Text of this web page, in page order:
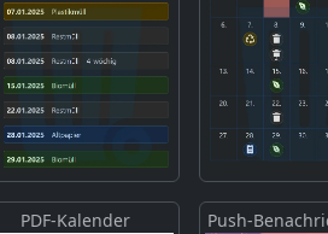
PDF-Kalender Push-